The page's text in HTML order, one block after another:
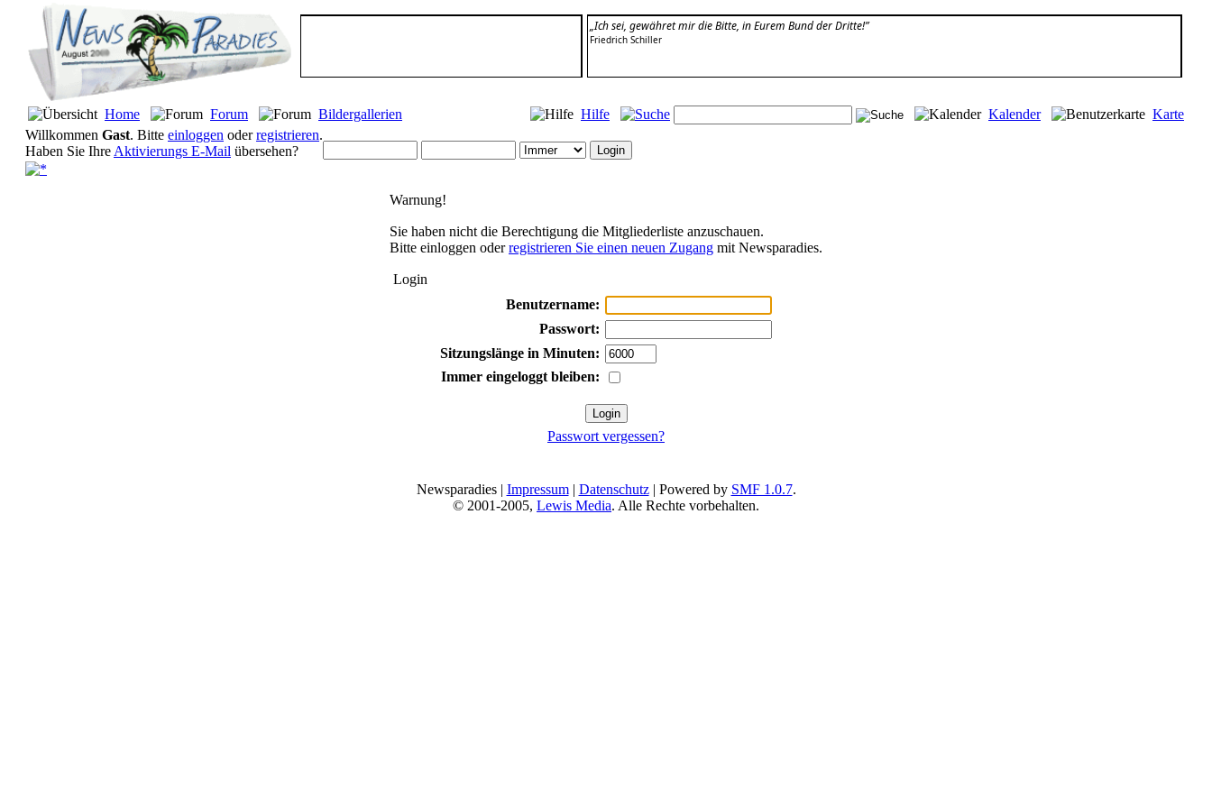
„Ich sei, gewähret mir die Bitte, in Eurem Bund der Dritte!”
Friedrich Schiller
Home Forum Bildergallerien Hilfe Kalender
Karte
Willkommen Gast. Bitte einloggen oderregistrieren.
Haben Sie Ihre Aktivierungs E-Mail übersehen?
Warnung!
Sie haben nicht die Berechtigung die Mitgliederliste anzuschauen.
Bitte einloggen oderregistrieren Sie einen neuen Zugang mit Newsparadies.
Login
Benutzername:
Passwort:
Sitzungslänge in Minuten:
Immer eingeloggt bleiben:
Passwort vergessen?
Newsparadies | Impressum| Datenschutz| Powered by SMF 1.0.7.
© 2001-2005, Lewis Media. Alle Rechte vorbehalten.